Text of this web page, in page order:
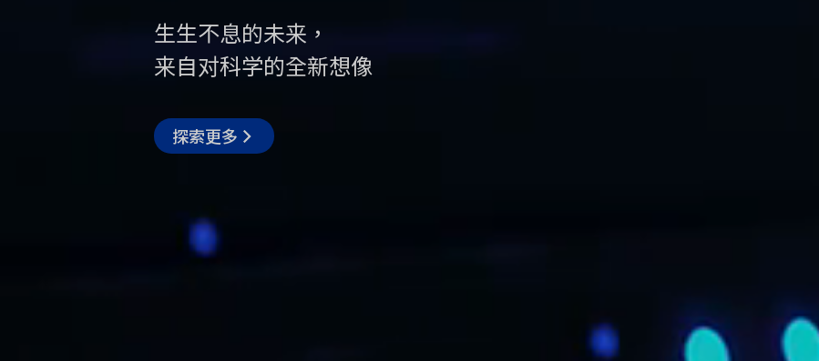
生生不息的未来，
来自对科学的全新想像
探索更多